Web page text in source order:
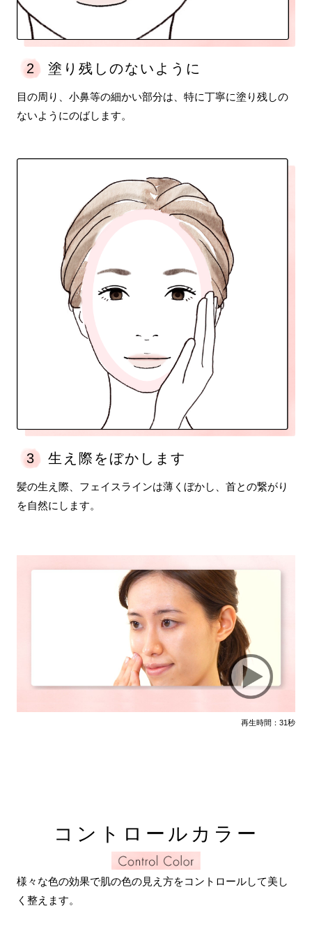
2 塗り残しのないように
目の周り、小鼻等の細かい部分は、特に丁寧に塗り残しの
ないようにのばします。
3 生え際をぼかします
髪の生え際、フェイスラインは薄くぼかし、首との繋がり
を自然にします。
再生時間：31秒
コントロールカラー
様々な色の効果で肌の色の見え方をコントロールして美し
く整えます。